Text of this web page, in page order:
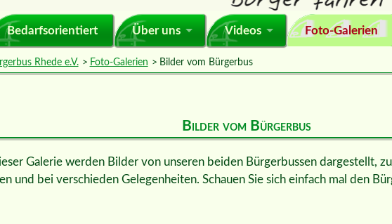
Bedarfsorientiert Über uns Videos Foto-Galerien
Rhede e.V. Foto-Galerien Bilder vom Bürgerbus
Bilder vom Bürgerbus
Galerie werden Bilder von unseren beiden Bürgerbussen dargestellt,
und bei verschieden Gelegenheiten. Schauen Sie sich einfach mal den